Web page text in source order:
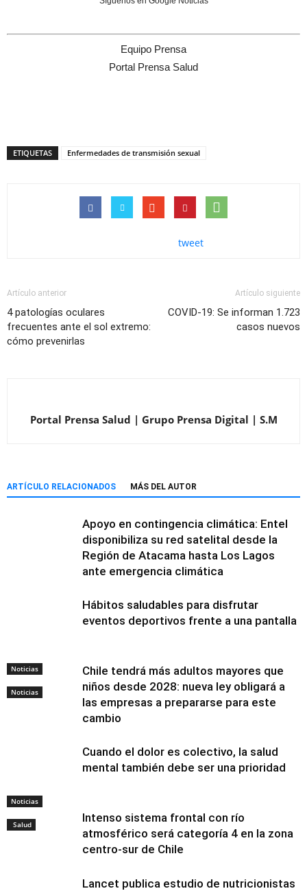
Equipo Prensa
Portal Prensa Salud
ETIQUETAS Enfermedades de transmisión sexual
tweet
Artículo anterior
4 patologías oculares
frecuentes ante el sol extremo:
cómo prevenirlas
Artículo siguiente
COVID-19: Se informan 1.723
casos nuevos
Portal Prensa Salud | Grupo Prensa Digital | S.M
ARTÍCULO RELACIONADOS MÁS DEL AUTOR
Noticias
Apoyo en contingencia climática: Entel
disponibiliza su red satelital desde la
Región de Atacama hasta Los Lagos
ante emergencia climática
Noticias
Hábitos saludables para disfrutar
eventos deportivos frente a una pantalla
Noticias
Chile tendrá más adultos mayores que
niños desde 2028: nueva ley obligará a
las empresas a prepararse para este
cambio
Salud
Cuando el dolor es colectivo, la salud
mental también debe ser una prioridad
Intenso sistema frontal con río
atmosférico será categoría 4 en la zona
centro-sur de Chile
Lancet publica estudio de nutricionistas